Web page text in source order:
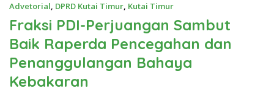
Advetorial, DPRD Kutai Timur, Kutai Timur
Fraksi PDI-Perjuangan Sambut
Baik Raperda Pencegahan dan
Penanggulangan Bahaya
Kebakaran